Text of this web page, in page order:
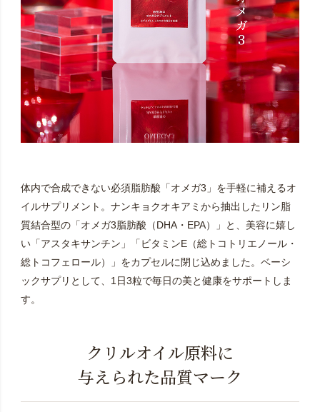
体内で合成できない必須脂肪酸「オメガ3」を手軽に補えるオ
イルサプリメント。ナンキョクオキアミから抽出したリン脂
質結合型の「オメガ3脂肪酸（DHA・EPA）」と、美容に嬉し
い「アスタキサンチン」「ビタミンE（総トコトリエノール・
総トコフェロール）」をカプセルに閉じ込めました。ベーシ
ックサプリとして、1日3粒で毎日の美と健康をサポートしま
す。
クリルオイル原料に
与えられた品質マーク